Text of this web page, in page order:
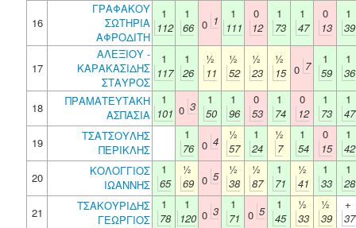
16
ΓΡΑΦΑΚΟΥ
ΣΩΤΗΡΙΑ
ΑΦΡΟΔΙΤΗ
1
112
1
66 0 1
1
111
0
12
1
73
1
47
0
13
1
39
17
ΑΛΕΞΙΟΥ -
ΚΑΡΑΚΑΣΙΔΗΣ
ΣΤΑΥΡΟΣ
1
117
1
26
½
11
½
52
½
23
½
15 0 7
1
59
1
36
18
ΠΡΑΜΑΤΕΥΤΑΚΗ
ΑΣΠΑΣΙΑ
1
101 0 3
1
50
1
96
0
53
1
74
0
12
1
73
1
47
19
ΤΣΑΤΣΟΥΛΗΣ
ΠΕΡΙΚΛΗΣ
1
76 0 4
½
57
1
24
½
7
1
54
0
15
1
42
20
ΚΟΛΟΓΓΙΟΣ
ΙΩΑΝΝΗΣ
1
65
½
69 0 5
½
38
½
87
1
71
½
41
1
33
1
28
21
ΤΣΑΚΟΥΡΙΔΗΣ
ΓΕΩΡΓΙΟΣ
1
78
1
120 0 3
1
71 0 5
1
45
½
33
½
39
+
37